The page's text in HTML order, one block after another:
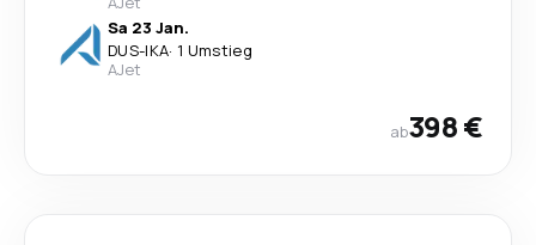
Sa 23 Jan.
DUS-IKA· 1 Umstieg
AJet
ab398 €